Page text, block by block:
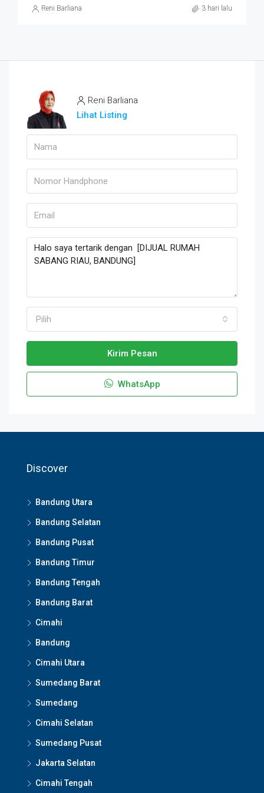
Reni Barliana 3 hari lalu
Reni Barliana
Lihat Listing
Pilih
Kirim Pesan
WhatsApp
Discover
Bandung Utara
Bandung Selatan
Bandung Pusat
Bandung Timur
Bandung Tengah
Bandung Barat
Cimahi
Bandung
Cimahi Utara
Sumedang Barat
Sumedang
Cimahi Selatan
Sumedang Pusat
Jakarta Selatan
Cimahi Tengah